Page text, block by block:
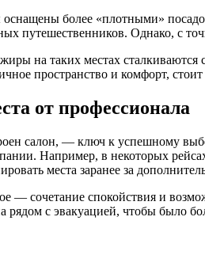
более «плотными»
путешественников. Однако, с
на таких местах
пространство и комфорт,
от профессионала
салон, — ключ к успешному
Например, в некоторых
места заранее за
— сочетание спокойствия и
рядом с эвакуацией, чтобы было